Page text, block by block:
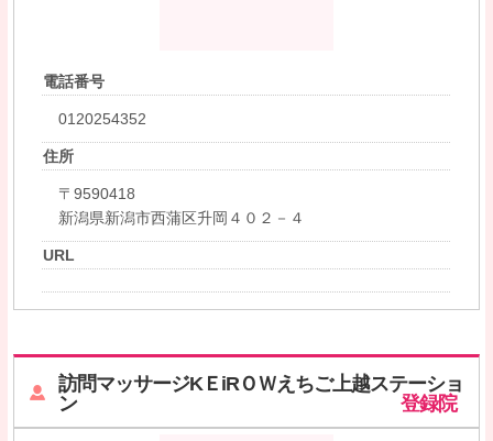
電話番号
0120254352
住所
〒9590418
新潟県新潟市西蒲区升岡４０２－４
URL
訪問マッサージKＥiRＯＷえちご上越ステーショ
ン
登録院